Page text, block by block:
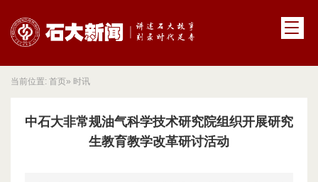
当前位置: 首页» 时讯
中石大非常规油气科学技术研究院组织开展研究
生教育教学改革研讨活动